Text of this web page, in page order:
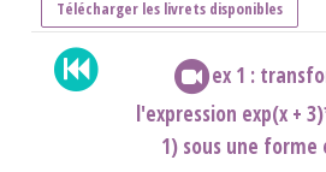
Télécharger les livrets disponibles
ex 1 :
l'expression exp(x +
1) sous une forme